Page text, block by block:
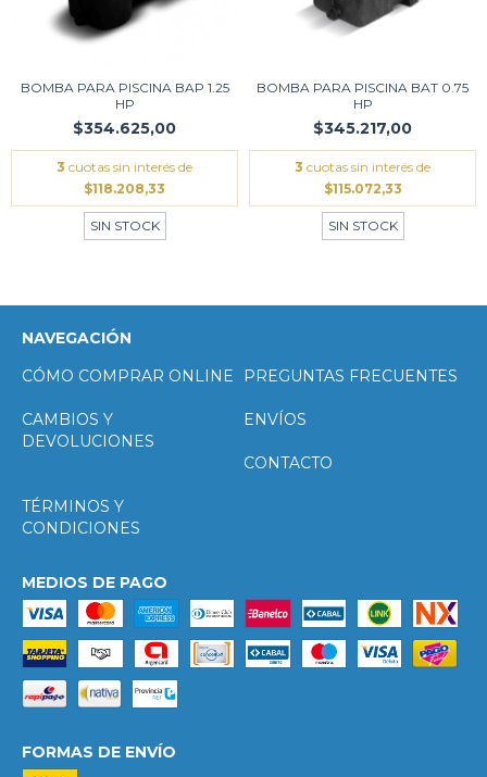
BOMBA PARA PISCINA BAP 1.25
HP
$354.625,00
3 cuotas sin interés de
$118.208,33
SIN STOCK
BOMBA PARA PISCINA BAT 0.75
HP
$345.217,00
3 cuotas sin interés de
$115.072,33
SIN STOCK
NAVEGACIÓN
CÓMO COMPRAR ONLINE
PREGUNTAS FRECUENTES
CAMBIOS Y
DEVOLUCIONES
ENVÍOS
CONTACTO
TÉRMINOS Y
CONDICIONES
MEDIOS DE PAGO
FORMAS DE ENVÍO